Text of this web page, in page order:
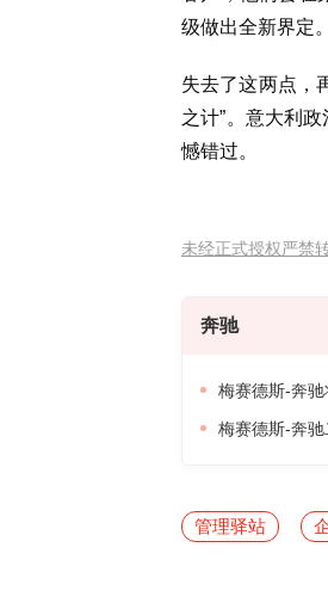
级做出全新界定
失去了这两点，
之计”。意大利
憾错过。
未经正式授权严禁
奔驰
梅赛德斯-奔
梅赛德斯-奔
管理驿站